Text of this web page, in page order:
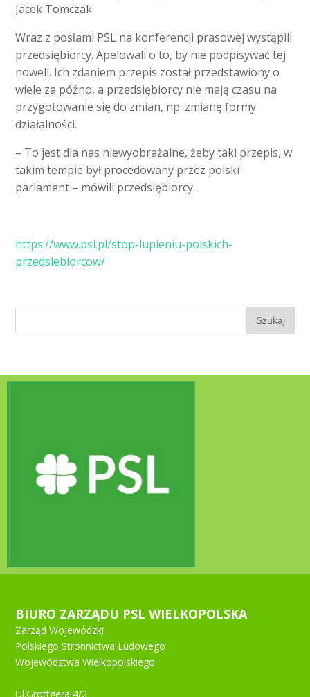
Jacek Tomczak.
Wraz z posłami PSL na konferencji prasowej wystąpili
przedsiębiorcy. Apelowali o to, by nie podpisywać tej
noweli. Ich zdaniem przepis został przedstawiony o
wiele za późno, a przedsiębiorcy nie mają czasu na
przygotowanie się do zmian, np. zmianę formy
działalności.
– To jest dla nas niewyobrażalne, żeby taki przepis, w
takim tempie był procedowany przez polski
parlament – mówili przedsiębiorcy.
https://www.psl.pl/stop-lupieniu-polskich-
przedsiebiorcow/
BIURO ZARZĄDU PSL WIELKOPOLSKA
Zarząd Wojewódzki
Polskiego Stronnictwa Ludowego
Województwa Wielkopolskiego
Ul.Grottgera 4/2